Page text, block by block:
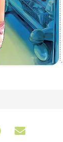
Share on Telegram